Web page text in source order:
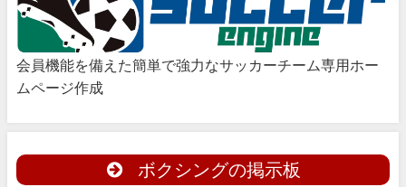
会員機能を備えた簡単で強力なサッカーチーム専用ホー
ムページ作成
ボクシングの掲示板